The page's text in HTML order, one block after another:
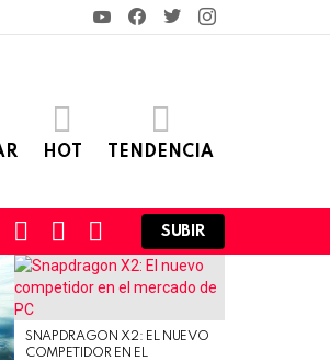
YouTubeFacebook
TwitterInstagram
HOT TENDENCIA
SWITCH
SKIN
FOLLOWSEARCHLOGIN
SUBIR
SNAPDRAGON X2: EL NUEVO
COMPETIDOR EN EL